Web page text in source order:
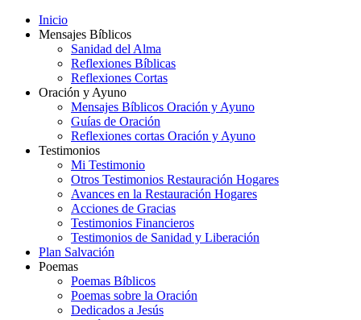
Inicio
Mensajes Bíblicos
Sanidad del Alma
Reflexiones Bíblicas
Reflexiones Cortas
Oración y Ayuno
Mensajes Bíblicos Oración y Ayuno
Guías de Oración
Reflexiones cortas Oración y Ayuno
Testimonios
Mi Testimonio
Otros Testimonios Restauración Hogares
Avances en la Restauración Hogares
Acciones de Gracias
Testimonios Financieros
Testimonios de Sanidad y Liberación
Plan Salvación
Poemas
Poemas Bíblicos
Poemas sobre la Oración
Dedicados a Jesús